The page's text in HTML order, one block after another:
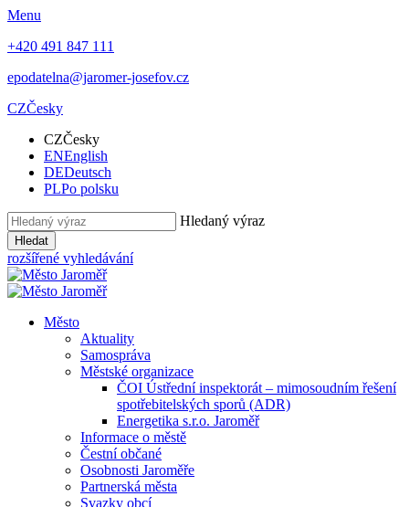
Menu
+420 491 847 111
epodatelna@jaromer-josefov.cz
CZČesky
CZČesky
ENEnglish
DEDeutsch
PLPo polsku
Hledaný výraz
Hledat
rozšířené vyhledávání
Město
Aktuality
Samospráva
Městské organizace
ČOI Ústřední inspektorát – mimosoudním řešení
spotřebitelských sporů (ADR)
Energetika s.r.o. Jaroměř
Informace o městě
Čestní občané
Osobnosti Jaroměře
Partnerská města
Svazky obcí